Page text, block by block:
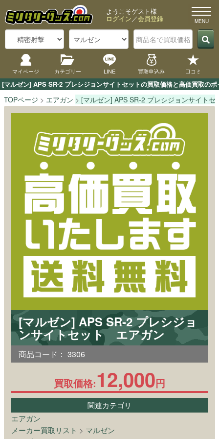
[マルゼン] APS SR-2 プレシジョンサイトセットの買取価格と高価買取の
ようこそゲスト様
ログイン／会員登録
マイページ カテゴリー LINE 買取申込み 口コミ
TOPページ エアガン [マルゼン] APS SR-2 プレシジョンサイトセ
[マルゼン] APS SR-2 プレシジョ
ンサイトセット エアガン
商品コード： 3306
買取価格:12,000円
関連カテゴリ
エアガン
メーカー買取リスト > マルゼン